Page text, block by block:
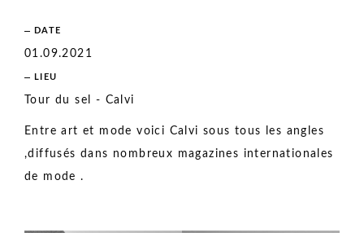
DATE
01.09.2021
LIEU
Tour du sel - Calvi
Entre art et mode voici Calvi sous tous les angles
,diffusés dans nombreux magazines internationales
de mode .